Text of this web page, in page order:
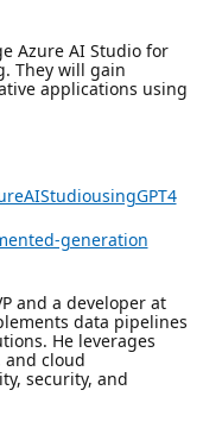
Azure AI Studio for
They will gain
applications using
generation
and a developer at
data pipelines
He leverages
and cloud
security, and